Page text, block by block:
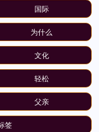
国际
为什么
文化
轻松
父亲
签